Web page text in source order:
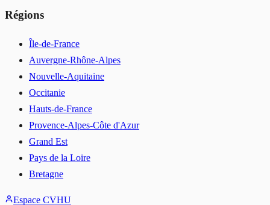
Régions
Île-de-France
Auvergne-Rhône-Alpes
Nouvelle-Aquitaine
Occitanie
Hauts-de-France
Provence-Alpes-Côte d'Azur
Grand Est
Pays de la Loire
Bretagne
Espace CVHU